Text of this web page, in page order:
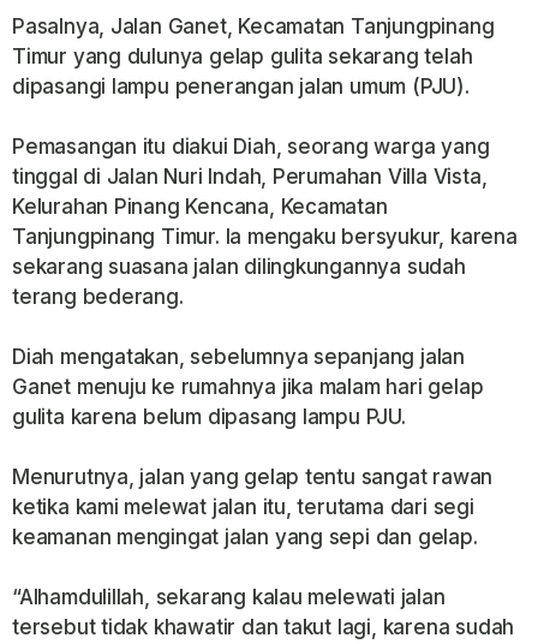
Pasalnya, Jalan Ganet, Kecamatan Tanjungpinang
Timur yang dulunya gelap gulita sekarang telah
dipasangi lampu penerangan jalan umum (PJU).
Pemasangan itu diakui Diah, seorang warga yang
tinggal di Jalan Nuri Indah, Perumahan Villa Vista,
Kelurahan Pinang Kencana, Kecamatan
Tanjungpinang Timur. Ia mengaku bersyukur, karena
sekarang suasana jalan dilingkungannya sudah
terang bederang.
Diah mengatakan, sebelumnya sepanjang jalan
Ganet menuju ke rumahnya jika malam hari gelap
gulita karena belum dipasang lampu PJU.
Menurutnya, jalan yang gelap tentu sangat rawan
ketika kami melewat jalan itu, terutama dari segi
keamanan mengingat jalan yang sepi dan gelap.
“Alhamdulillah, sekarang kalau melewati jalan
tersebut tidak khawatir dan takut lagi, karena sudah